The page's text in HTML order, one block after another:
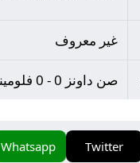
غير معروف
صن داونز 0 - 0 فلومينينسي
Twitter
Whatsapp